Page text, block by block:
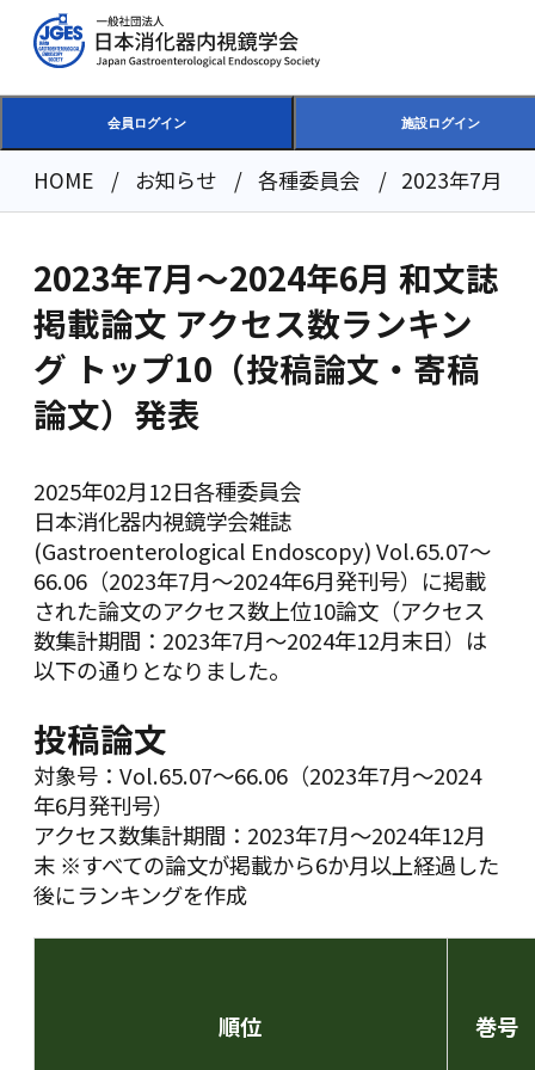
会員ログイン 施設ログイン
HOME お知らせ 各種委員会 2023年7月～
2025年02月12日各種委員会
2023年7月～2024年6月 和文誌
掲載論文 アクセス数ランキン
グ トップ10（投稿論文・寄稿
論文）発表
日本消化器内視鏡学会雑誌
(Gastroenterological Endoscopy) Vol.65.07～
66.06（2023年7月～2024年6月発刊号）に掲載
された論文のアクセス数上位10論文（アクセス
数集計期間：2023年7月～2024年12月末日）は
以下の通りとなりました。
投稿論文
対象号：Vol.65.07～66.06（2023年7月～2024
年6月発刊号）
アクセス数集計期間：2023年7月～2024年12月
末 ※すべての論文が掲載から6か月以上経過した
後にランキングを作成
順位 巻号